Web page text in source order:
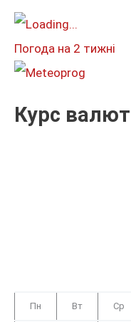
т
:
Погода на 2 тижні
Курс валют
Пн Вт Ср